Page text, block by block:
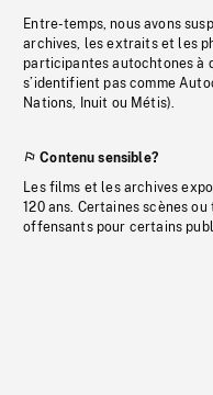
Entre-temps, nous avons
archives, les extraits et les
participantes autochtones à
s’identifient pas comme
Nations, Inuit ou Métis).
Contenu sensible?
Les films et les archives
120 ans. Certaines scènes
offensants pour certains